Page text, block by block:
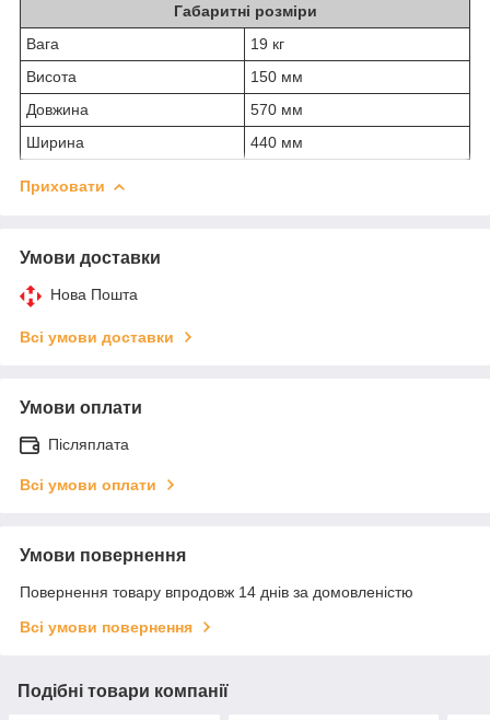
Габаритні розміри
Вага
19 кг
Висота
150 мм
Довжина
570 мм
Ширина
440 мм
Приховати
Умови доставки
Нова Пошта
Всі умови доставки
Умови оплати
Післяплата
Всі умови оплати
Умови повернення
Повернення товару впродовж 14 днів за домовленістю
Всі умови повернення
Подібні товари компанії